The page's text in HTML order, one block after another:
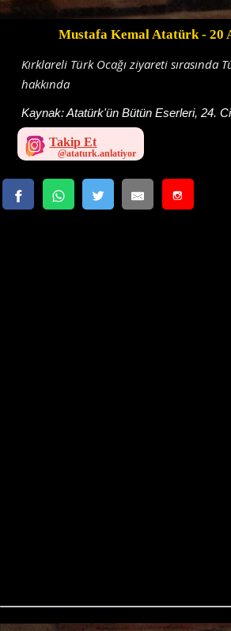
Mustafa Kemal Atatürk- 20
Kırklareli Türk Ocağı ziyareti sırasında
hakkında
Kaynak:Atatürk'ün Bütün Eserleri, 24.
Takip Et